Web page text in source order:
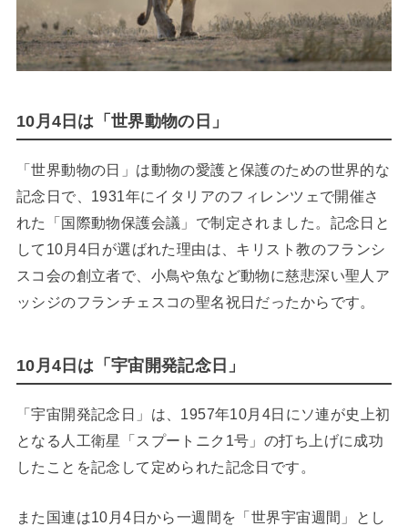
10月4日は「世界動物の日」
「世界動物の日」は動物の愛護と保護のための世界的な
記念日で、1931年にイタリアのフィレンツェで開催さ
れた「国際動物保護会議」で制定されました。記念日と
して10月4日が選ばれた理由は、キリスト教のフランシ
スコ会の創立者で、小鳥や魚など動物に慈悲深い聖人ア
ッシジのフランチェスコの聖名祝日だったからです。
10月4日は「宇宙開発記念日」
「宇宙開発記念日」は、1957年10月4日にソ連が史上初
となる人工衛星「スプートニク1号」の打ち上げに成功
したことを記念して定められた記念日です。
また国連は10月4日から一週間を「世界宇宙週間」とし